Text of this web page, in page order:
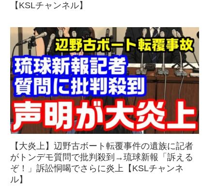
【KSLチャンネル】
【大炎上】辺野古ボート転覆事件の遺族に記者
がトンデモ質問で批判殺到→琉球新報「訴える
ぞ！」訴訟恫喝でさらに炎上【KSLチャンネ
ル】